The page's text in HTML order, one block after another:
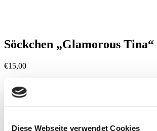
Diese Webseite verwendet Cookies
Söckchen „Glamorous
€15,00
inkl. MwSt.